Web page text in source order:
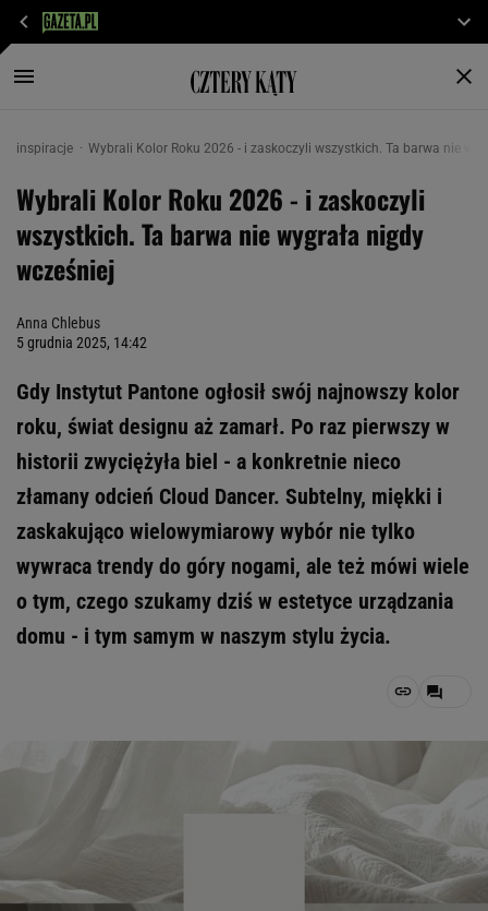
inspiracje Wybrali Kolor Roku 2026 - i zaskoczyli wszystkich. Ta barwa nie
Wybrali Kolor Roku 2026 - i zaskoczyli
wszystkich. Ta barwa nie wygrała nigdy
wcześniej
Anna Chlebus
5 grudnia 2025, 14:42
Gdy Instytut Pantone ogłosił swój najnowszy kolor
roku, świat designu aż zamarł. Po raz pierwszy w
historii zwyciężyła biel - a konkretnie nieco
złamany odcień Cloud Dancer. Subtelny, miękki i
zaskakująco wielowymiarowy wybór nie tylko
wywraca trendy do góry nogami, ale też mówi wiele
o tym, czego szukamy dziś w estetyce urządzania
domu - i tym samym w naszym stylu życia.